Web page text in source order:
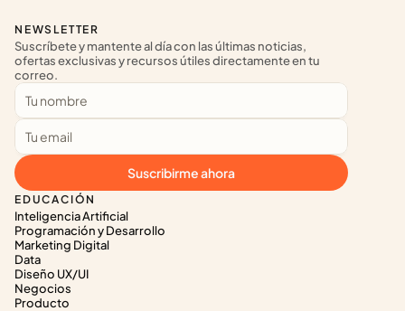
EDUCACIÓN
Inteligencia Artificial
Programación y Desarrollo
Marketing Digital
Data
Diseño UX/UI
Negocios
Producto
NEWSLETTER
Suscríbete y mantente al día con las últimas noticias,
ofertas exclusivas y recursos útiles directamente en tu
correo.
Suscribirme ahora